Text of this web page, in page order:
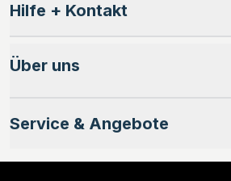
Hilfe + Kontakt
Über uns
Service & Angebote